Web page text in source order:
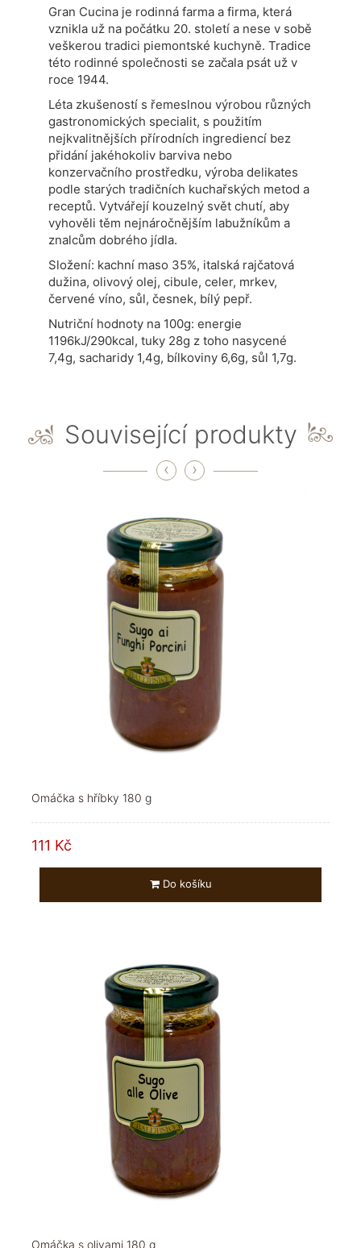
Gran Cucina je rodinná farma a firma, která
vznikla už na počátku 20. století a nese v sobě
veškerou tradici piemontské kuchyně. Tradice
této rodinné společnosti se začala psát už v
roce 1944.
Léta zkušeností s řemeslnou výrobou různých
gastronomických specialit, s použitím
nejkvalitnějších přírodních ingrediencí bez
přidání jakéhokoliv barviva nebo
konzervačního prostředku, výroba delikates
podle starých tradičních kuchařských metod a
receptů. Vytvářejí kouzelný svět chutí, aby
vyhověli těm nejnáročnějším labužníkům a
znalcům dobrého jídla.
Složení: kachní maso 35%, italská rajčatová
dužina, olivový olej, cibule, celer, mrkev,
červené víno, sůl, česnek, bílý pepř.
Nutriční hodnoty na 100g: energie
1196kJ/290kcal, tuky 28g z toho nasycené
7,4g, sacharidy 1,4g, bílkoviny 6,6g, sůl 1,7g.
Související produkty
‹ ›
Omáčka s hříbky 180 g
111 Kč
Do košíku
Omáčka s olivami 180 g